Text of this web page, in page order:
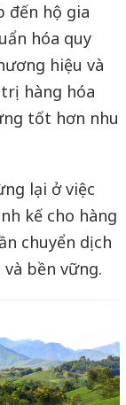
đến hộ gia
hóa quy
hiệu và
hàng hóa
tốt hơn nhu
lại ở việc
kế cho hàng
chuyển dịch
bền vững.